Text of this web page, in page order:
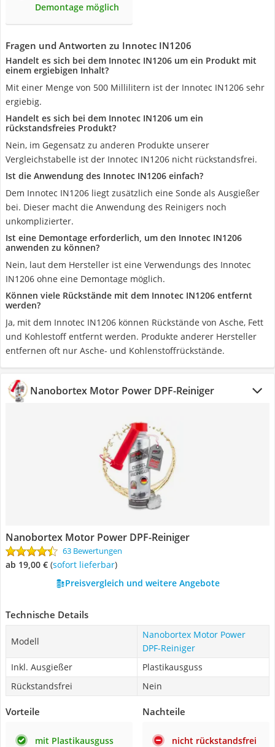
Demontage möglich
Fragen und Antworten zu Innotec IN1206
Handelt es sich bei dem Innotec IN1206 um ein Produkt mit
einem ergiebigen Inhalt?
Mit einer Menge von 500 Millilitern ist der Innotec IN1206 sehr
ergiebig.
Handelt es sich bei dem Innotec IN1206 um ein
rückstandsfreies Produkt?
Nein, im Gegensatz zu anderen Produkte unserer
Vergleichstabelle ist der Innotec IN1206 nicht rückstandsfrei.
Ist die Anwendung des Innotec IN1206 einfach?
Dem Innotec IN1206 liegt zusätzlich eine Sonde als Ausgießer
bei. Dieser macht die Anwendung des Reinigers noch
unkomplizierter.
Ist eine Demontage erforderlich, um den Innotec IN1206
anwenden zu können?
Nein, laut dem Hersteller ist eine Verwendungs des Innotec
IN1206 ohne eine Demontage möglich.
Können viele Rückstände mit dem Innotec IN1206 entfernt
werden?
Ja, mit dem Innotec IN1206 können Rückstände von Asche, Fett
und Kohlestoff entfernt werden. Produkte anderer Hersteller
entfernen oft nur Asche- und Kohlenstoffrückstände.
Nanobortex Motor Power DPF-Reiniger
Nanobortex Motor Power DPF-Reiniger
63 Bewertungen
ab 19,00 € ( Sofort lieferbar)
Preisvergleich und weitere Angebote
Technische Details
Modell
Nanobortex Motor Power
DPF-Reiniger
Inkl. Ausgießer
Plastikausguss
Rückstandsfrei
Nein
Vorteile
mit Plastikausguss
Nachteile
nicht rückstandsfrei